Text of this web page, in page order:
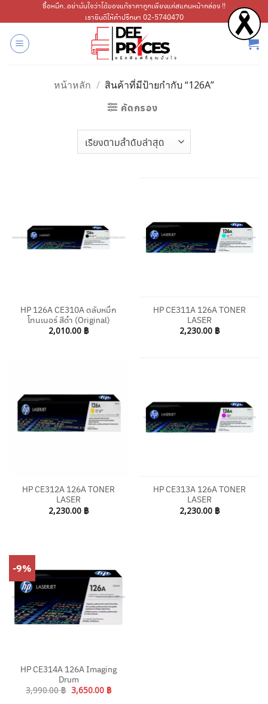
ไป
เนื้อหา
ซื้อหมึก..อย่ามั่นใจว่าได้ของแท้ราคาถูกเพียงแค่สแกนหน้ากล่อง !!
เรายินดีให้คำปรึกษา 02-5740470
หน้าหลัก / สินค้าที่มีป้ายกำกับ “126A”
คัดกรอง
HP 126A CE310A ตลับหมึก
โทนเนอร์ สีดำ (Original)
2,010.00 ฿
HP CE311A 126A TONER
LASER
2,230.00 ฿
HP CE312A 126A TONER
LASER
2,230.00 ฿
HP CE313A 126A TONER
LASER
2,230.00 ฿
-9%
HP CE314A 126A Imaging
Drum
3,990.00฿ Original
price
3,650.00 ฿Current